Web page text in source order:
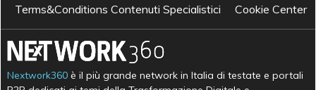
Terms&Conditions Contenuti Specialistici
Cookie Center
Nextwork360 è il più grande network in Italia di testate e portali